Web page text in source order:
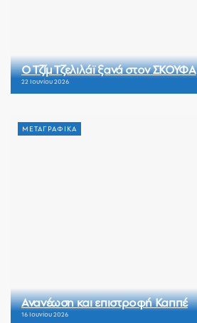
Ο Τζίμ Τζελιλάϊ ξανά στον ΣΚΟΥΦΑ
22 Ιουνίου 2026
ΜΕΤΑΓΡΑΦΙΚΑ
Ανανέωση και επιστροφή Καππέ
16 Ιουνίου 2026